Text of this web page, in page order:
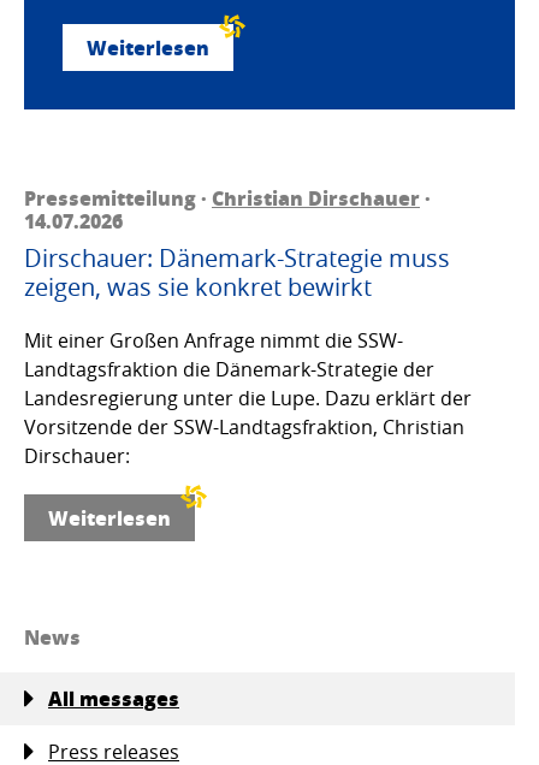
Weiterlesen
Pressemitteilung · Christian Dirschauer·
14.07.2026
Dirschauer: Dänemark-Strategie muss
zeigen, was sie konkret bewirkt
Mit einer Großen Anfrage nimmt die SSW-
Landtagsfraktion die Dänemark-Strategie der
Landesregierung unter die Lupe. Dazu erklärt der
Vorsitzende der SSW-Landtagsfraktion, Christian
Dirschauer:
Weiterlesen
News
All messages
Press releases